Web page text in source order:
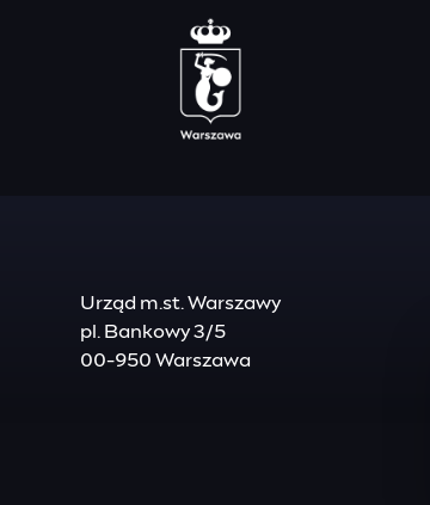
Urząd m.st. Warszawy
pl. Bankowy 3/5
00-950 Warszawa